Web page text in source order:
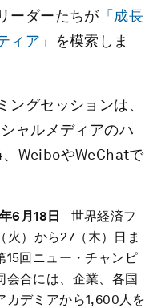
ーダーたちが 「成長
ィア」
を模索しま
ングセッションは、
ャルメディアのハ
WeiboやWeChatで
6月18日 - 世界経済フ
）から27（木）日ま
15回ニュー・チャンピ
会合には、企業、各国
カデミアから1,600人を